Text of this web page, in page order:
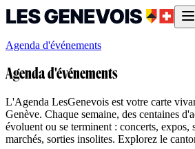
Agenda d'événements
Agenda d'événements
L'Agenda LesGenevois est votre carte
Genève. Chaque semaine, des centaines
évoluent ou se terminent : concerts, expos,
marchés, sorties insolites. Explorez le